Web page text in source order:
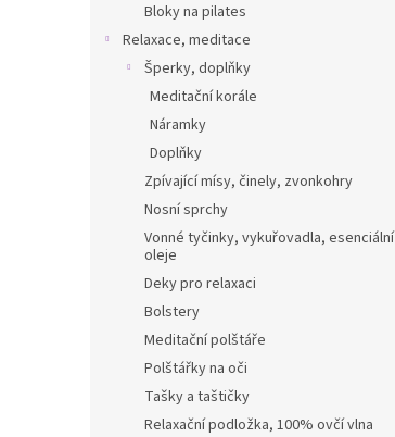
Bloky na pilates
Relaxace, meditace
Šperky, doplňky
Meditační korále
Náramky
Doplňky
Zpívající mísy, činely, zvonkohry
Nosní sprchy
Vonné tyčinky, vykuřovadla, esenciální
oleje
Deky pro relaxaci
Bolstery
Meditační polštáře
Polštářky na oči
Tašky a taštičky
Relaxační podložka, 100% ovčí vlna